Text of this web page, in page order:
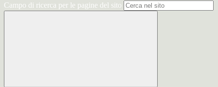
Campo di ricerca per le pagine del sito